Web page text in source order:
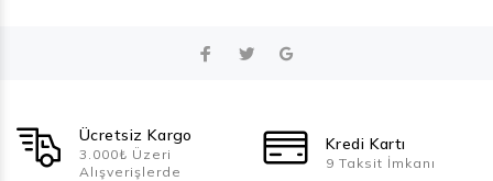
Ücretsiz Kargo
3.000₺ Üzeri
Alışverişlerde
Kredi Kartı
9 Taksit İmkanı